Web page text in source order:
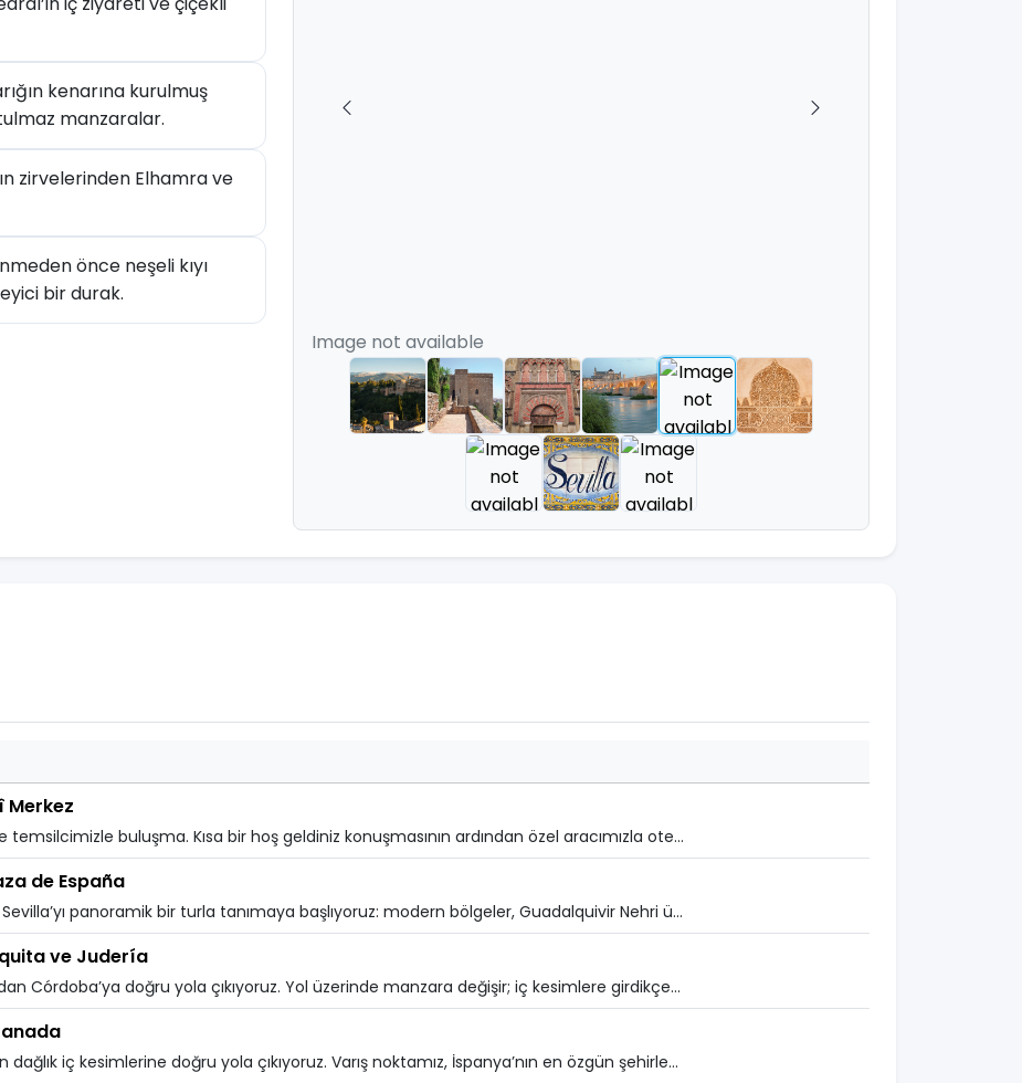
kenarına kurulmuş
manzaralar.
zirvelerinden Elhamra ve
önce neşeli kıyı
bir durak.
Image not available
Merkez
temsilcimizle buluşma. Kısa bir hoş geldiniz konuşmasının ardından özel aracımızla ote...
de España
panoramik bir turla tanımaya başlıyoruz: modern bölgeler, Guadalquivir Nehri ü...
ve Judería
Córdoba’ya doğru yola çıkıyoruz. Yol üzerinde manzara değişir; iç kesimlere girdikçe...
dağlık iç kesimlerine doğru yola çıkıyoruz. Varış noktamız, İspanya’nın en özgün şehirle...